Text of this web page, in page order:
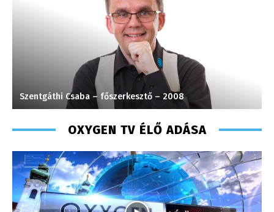
Szentgáthi Csaba – főszerkesztő – 2008
OXYGEN TV ÉLŐ ADÁSA